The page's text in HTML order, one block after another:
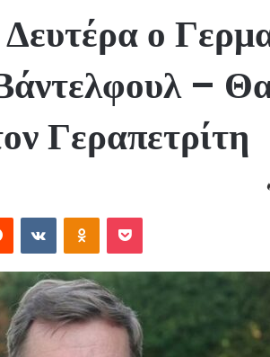
ο
– Θα
Γεραπετρίτη
Reddit VKontakteOdnoklassniki
Pocket